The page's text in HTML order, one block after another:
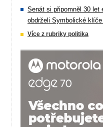
Senát si připomněl 30 let
obdrželi Symbolické
Více z rubriky politika